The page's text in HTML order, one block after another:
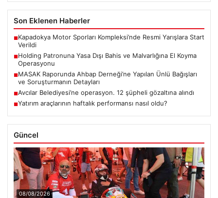
Son Eklenen Haberler
■Kapadokya Motor Sporları Kompleksi’nde Resmi Yarışlara Start
Verildi
■Holding Patronuna Yasa Dışı Bahis ve Malvarlığına El Koyma
Operasyonu
■MASAK Raporunda Ahbap Derneği’ne Yapılan Ünlü Bağışları
ve Soruşturmanın Detayları
■Avcılar Belediyesi’ne operasyon. 12 şüpheli gözaltına alındı
■Yatırım araçlarının haftalık performansı nasıl oldu?
Güncel
08/08/2026